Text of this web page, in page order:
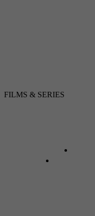
FILMS & SERIES